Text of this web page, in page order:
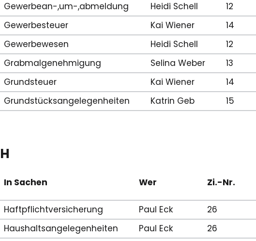
Gewerbean-,um-,abmeldung
Heidi Schell 12
Gewerbesteuer
Kai Wiener 14
Gewerbewesen
Heidi Schell 12
Grabmalgenehmigung
Selina Weber 13
Grundsteuer
Kai Wiener 14
Grundstücksangelegenheiten
Katrin Geb 15
H
In Sachen Wer Zi.-Nr.
Haftpflichtversicherung Paul Eck 26
Haushaltsangelegenheiten
Paul Eck 26